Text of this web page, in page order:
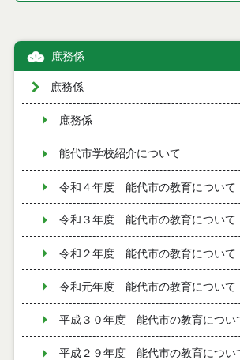
庶務係
庶務係
庶務係
能代市学校紹介について
令和４年度 能代市の教育について
令和３年度 能代市の教育について
令和２年度 能代市の教育について
令和元年度 能代市の教育について
平成３０年度 能代市の教育につい
平成２９年度 能代市の教育につい